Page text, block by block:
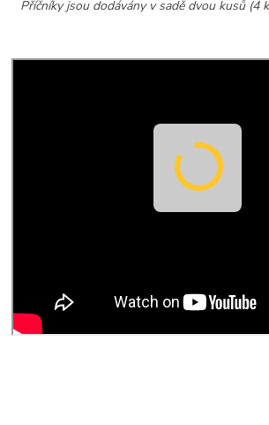
Příčníky jsou dodávány v sadě dvou kusů (4